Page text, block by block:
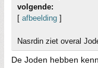
volgende:
[ afbeelding ]
Nasrdin ziet overal
De Joden hebben